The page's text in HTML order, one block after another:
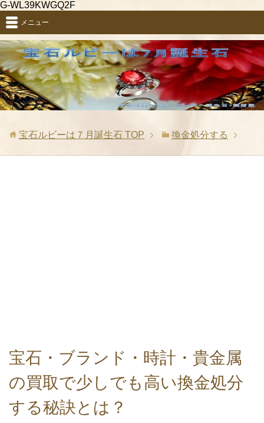
G-WL39KWGQ2F
メニュー
宝石ルビーは７月誕生石 TOP 換金処分する
宝石・ブランド・時計・貴金属
の買取で少しでも高い換金処分
する秘訣とは？